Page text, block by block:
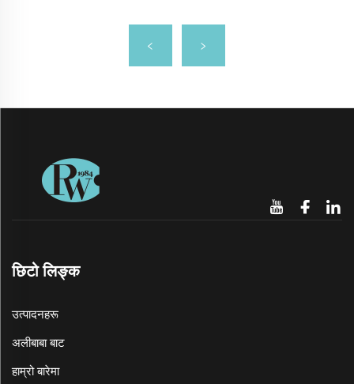
छिटो लिङ्क
उत्पादनहरू
अलीबाबा बाट
हाम्रो बारेमा